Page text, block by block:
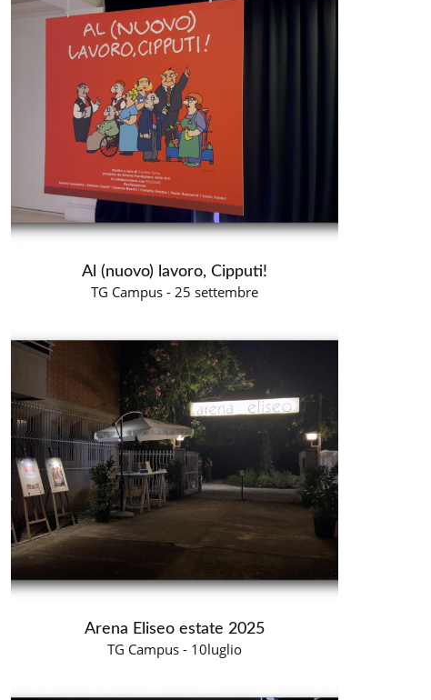
Al (nuovo) lavoro, Cipputi!
TG Campus - 25 settembre
Arena Eliseo estate 2025
TG Campus - 10luglio